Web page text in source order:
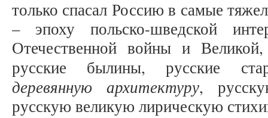
только спасал Россию в самые
– эпоху польско-шведской
Отечественной войны и
русские былины, русские
деревянную архитектуру,
русскую великую лирическую